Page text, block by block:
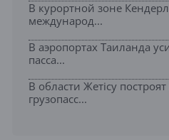
В курортной зоне
международ...
В аэропортах Таиланда
пасса...
В области Жетісу
грузопасс...